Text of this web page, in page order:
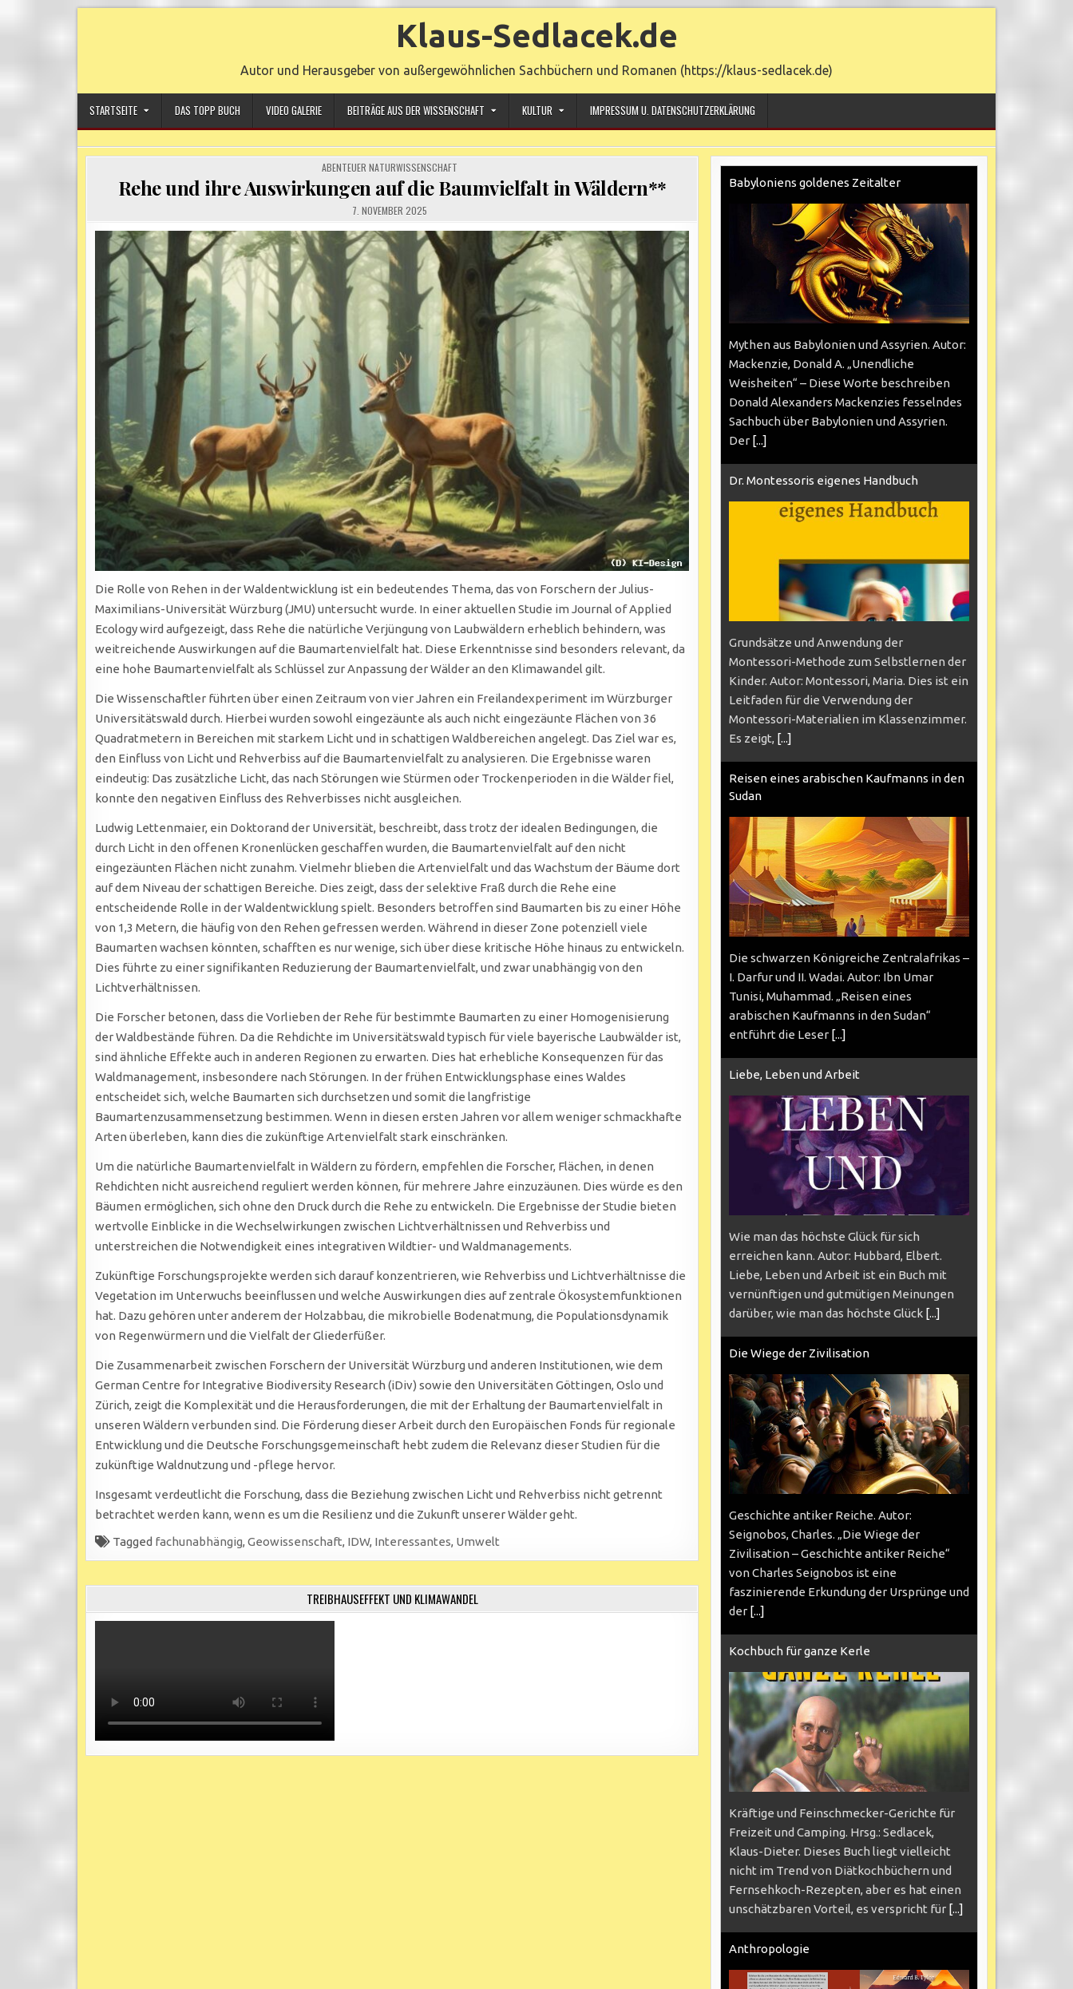
Klaus-Sedlacek.de
Autor und Herausgeber von außergewöhnlichen Sachbüchern und Romanen (https://klaus-sedlacek.de)
STARTSEITE DAS TOPP BUCH VIDEO GALERIE BEITRÄGE AUS DER WISSENSCHAFT KULTUR IMPRESSUM U. DATENSCHUTZERKLÄRUNG
POSTED
IN
ABENTEUER NATURWISSENSCHAFT
Rehe und ihre Auswirkungen auf die Baumvielfalt in Wäldern**
7. NOVEMBER 2025
Die Rolle von Rehen in der Waldentwicklung ist ein bedeutendes Thema, das von Forschern der Julius-
Maximilians-Universität Würzburg (JMU) untersucht wurde. In einer aktuellen Studie im Journal of Applied
Ecology wird aufgezeigt, dass Rehe die natürliche Verjüngung von Laubwäldern erheblich behindern, was
weitreichende Auswirkungen auf die Baumartenvielfalt hat. Diese Erkenntnisse sind besonders relevant, da
eine hohe Baumartenvielfalt als Schlüssel zur Anpassung der Wälder an den Klimawandel gilt.
Die Wissenschaftler führten über einen Zeitraum von vier Jahren ein Freilandexperiment im Würzburger
Universitätswald durch. Hierbei wurden sowohl eingezäunte als auch nicht eingezäunte Flächen von 36
Quadratmetern in Bereichen mit starkem Licht und in schattigen Waldbereichen angelegt. Das Ziel war es,
den Einfluss von Licht und Rehverbiss auf die Baumartenvielfalt zu analysieren. Die Ergebnisse waren
eindeutig: Das zusätzliche Licht, das nach Störungen wie Stürmen oder Trockenperioden in die Wälder fiel,
konnte den negativen Einfluss des Rehverbisses nicht ausgleichen.
Ludwig Lettenmaier, ein Doktorand der Universität, beschreibt, dass trotz der idealen Bedingungen, die
durch Licht in den offenen Kronenlücken geschaffen wurden, die Baumartenvielfalt auf den nicht
eingezäunten Flächen nicht zunahm. Vielmehr blieben die Artenvielfalt und das Wachstum der Bäume dort
auf dem Niveau der schattigen Bereiche. Dies zeigt, dass der selektive Fraß durch die Rehe eine
entscheidende Rolle in der Waldentwicklung spielt. Besonders betroffen sind Baumarten bis zu einer Höhe
von 1,3 Metern, die häufig von den Rehen gefressen werden. Während in dieser Zone potenziell viele
Baumarten wachsen könnten, schafften es nur wenige, sich über diese kritische Höhe hinaus zu entwickeln.
Dies führte zu einer signifikanten Reduzierung der Baumartenvielfalt, und zwar unabhängig von den
Lichtverhältnissen.
Die Forscher betonen, dass die Vorlieben der Rehe für bestimmte Baumarten zu einer Homogenisierung
der Waldbestände führen. Da die Rehdichte im Universitätswald typisch für viele bayerische Laubwälder ist,
sind ähnliche Effekte auch in anderen Regionen zu erwarten. Dies hat erhebliche Konsequenzen für das
Waldmanagement, insbesondere nach Störungen. In der frühen Entwicklungsphase eines Waldes
entscheidet sich, welche Baumarten sich durchsetzen und somit die langfristige
Baumartenzusammensetzung bestimmen. Wenn in diesen ersten Jahren vor allem weniger schmackhafte
Arten überleben, kann dies die zukünftige Artenvielfalt stark einschränken.
Um die natürliche Baumartenvielfalt in Wäldern zu fördern, empfehlen die Forscher, Flächen, in denen
Rehdichten nicht ausreichend reguliert werden können, für mehrere Jahre einzuzäunen. Dies würde es den
Bäumen ermöglichen, sich ohne den Druck durch die Rehe zu entwickeln. Die Ergebnisse der Studie bieten
wertvolle Einblicke in die Wechselwirkungen zwischen Lichtverhältnissen und Rehverbiss und
unterstreichen die Notwendigkeit eines integrativen Wildtier- und Waldmanagements.
Zukünftige Forschungsprojekte werden sich darauf konzentrieren, wie Rehverbiss und Lichtverhältnisse die
Vegetation im Unterwuchs beeinflussen und welche Auswirkungen dies auf zentrale Ökosystemfunktionen
hat. Dazu gehören unter anderem der Holzabbau, die mikrobielle Bodenatmung, die Populationsdynamik
von Regenwürmern und die Vielfalt der Gliederfüßer.
Die Zusammenarbeit zwischen Forschern der Universität Würzburg und anderen Institutionen, wie dem
German Centre for Integrative Biodiversity Research (iDiv) sowie den Universitäten Göttingen, Oslo und
Zürich, zeigt die Komplexität und die Herausforderungen, die mit der Erhaltung der Baumartenvielfalt in
unseren Wäldern verbunden sind. Die Förderung dieser Arbeit durch den Europäischen Fonds für regionale
Entwicklung und die Deutsche Forschungsgemeinschaft hebt zudem die Relevanz dieser Studien für die
zukünftige Waldnutzung und -pflege hervor.
Insgesamt verdeutlicht die Forschung, dass die Beziehung zwischen Licht und Rehverbiss nicht getrennt
betrachtet werden kann, wenn es um die Resilienz und die Zukunft unserer Wälder geht.
Tagged fachunabhängig,Geowissenschaft, IDW, Interessantes, Umwelt
TREIBHAUSEFFEKT UND KLIMAWANDEL
Babyloniens goldenes Zeitalter
Mythen aus Babylonien und Assyrien. Autor:
Mackenzie, Donald A. „Unendliche
Weisheiten“ – Diese Worte beschreiben
Donald Alexanders Mackenzies fesselndes
Sachbuch über Babylonien und Assyrien.
Der [...]
Dr. Montessoris eigenes Handbuch
Grundsätze und Anwendung der
Montessori-Methode zum Selbstlernen der
Kinder. Autor: Montessori, Maria. Dies ist ein
Leitfaden für die Verwendung der
Montessori-Materialien im Klassenzimmer.
Es zeigt, [...]
Reisen eines arabischen Kaufmanns in den
Sudan
Die schwarzen Königreiche Zentralafrikas –
I. Darfur und II. Wadai. Autor: Ibn Umar
Tunisi, Muhammad. „Reisen eines
arabischen Kaufmanns in den Sudan“
entführt die Leser [...]
Liebe, Leben und Arbeit
Wie man das höchste Glück für sich
erreichen kann. Autor: Hubbard, Elbert.
Liebe, Leben und Arbeit ist ein Buch mit
vernünftigen und gutmütigen Meinungen
darüber, wie man das höchste Glück [...]
Die Wiege der Zivilisation
Geschichte antiker Reiche. Autor:
Seignobos, Charles. „Die Wiege der
Zivilisation – Geschichte antiker Reiche“
von Charles Seignobos ist eine
faszinierende Erkundung der Ursprünge und
der [...]
Kochbuch für ganze Kerle
Kräftige und Feinschmecker-Gerichte für
Freizeit und Camping. Hrsg.: Sedlacek,
Klaus-Dieter. Dieses Buch liegt vielleicht
nicht im Trend von Diätkochbüchern und
Fernsehkoch-Rezepten, aber es hat einen
unschätzbaren Vorteil, es verspricht für [...]
Anthropologie